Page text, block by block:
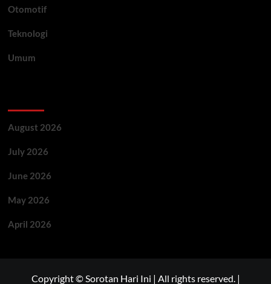
Otomotif
Teknologi
Umum
August 2026
July 2026
June 2026
May 2026
April 2026
Copyright © Sorotan Hari Ini | All rights reserved. |